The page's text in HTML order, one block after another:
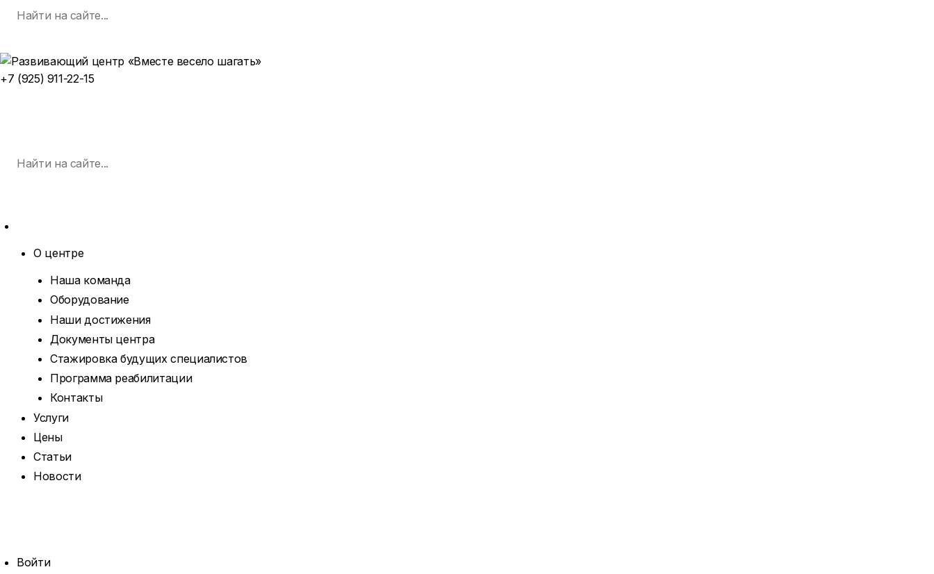
Skip
+7 (925) 911-22-15
О центре
Наша команда
Оборудование
Наши достижения
Документы центра
Стажировка будущих специалистов
Программа реабилитации
Контакты
Услуги
Цены
Статьи
Новости
Войти